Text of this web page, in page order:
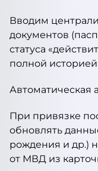
Вводим
документов
статуса
полной
Автоматическая
При привязке
обновлять
рождения и др.)
от МВД из